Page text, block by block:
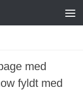
med
fyldt med